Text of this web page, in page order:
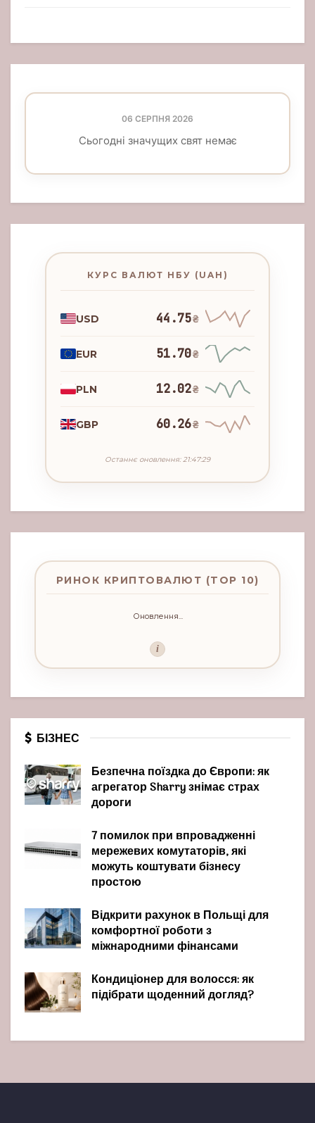
06 СЕРПНЯ 2026
Сьогодні значущих свят немає
КУРС ВАЛЮТ НБУ (UAH)
USD 44.75₴
EUR 51.70₴
PLN 12.02₴
GBP 60.26₴
Останнє оновлення: 21:47:29
РИНОК КРИПТОВАЛЮТ (TOP 10)
Оновлення...
i
БІЗНЕС
Безпечна поїздка до Європи: як
агрегатор Sharry знімає страх
дороги
7 помилок при впровадженні
мережевих комутаторів, які
можуть коштувати бізнесу
простою
Відкрити рахунок в Польщі для
комфортної роботи з
міжнародними фінансами
Кондиціонер для волосся: як
підібрати щоденний догляд?